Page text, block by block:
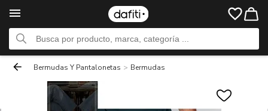
Bermudas Y Pantalonetas > Bermudas